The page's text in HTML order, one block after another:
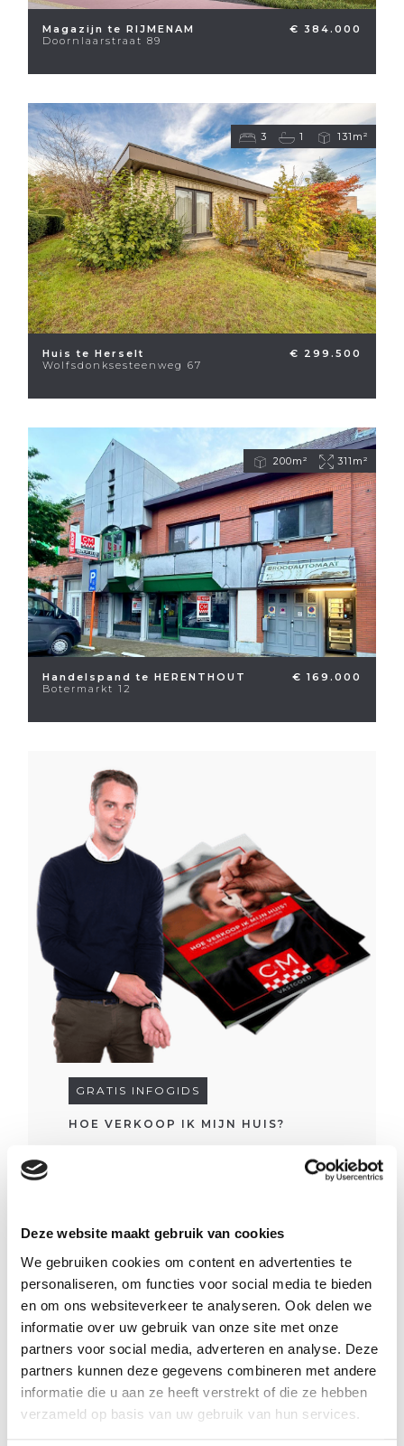
Deze website maakt gebruik van cookies
We gebruiken cookies om content en advertenties te
personaliseren, om functies voor social media te bieden
en om ons websiteverkeer te analyseren. Ook delen we
informatie over uw gebruik van onze site met onze
partners voor social media, adverteren en analyse. Deze
partners kunnen deze gegevens combineren met andere
informatie die u aan ze heeft verstrekt of die ze hebben
verzameld op basis van uw gebruik van hun services.
Magazijn te RIJMENAM
Doornlaarstraat 89
€ 384.000
3 1 131m²
Huis te Herselt
Wolfsdonksesteenweg 67
€ 299.500
200m² 311m²
Handelspand te HERENTHOUT
Botermarkt 12
€ 169.000
GRATIS INFOGIDS
HOE VERKOOP IK MIJN HUIS?
Overzicht belangrijkste stappen bij verkoop
4 2 416m² 915m²